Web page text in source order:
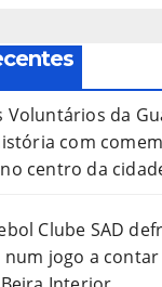
Voluntários da
com
centro da
Clube SAD
num jogo a